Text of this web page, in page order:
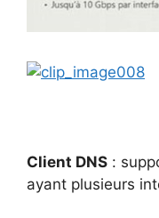
Client DNS :
ayant plusieurs